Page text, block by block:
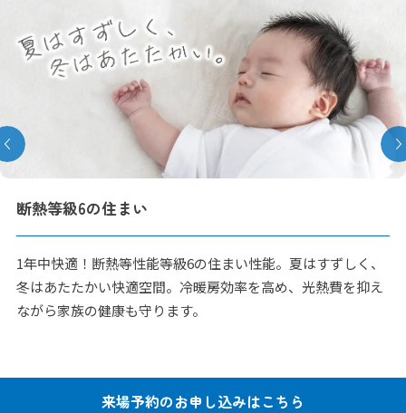
住まい
熱等性能等級6の住まい性能。夏はすずしく、
快適空間。冷暖房効率を高め、光熱費を抑え
康も守ります。
樹脂サ
影響を
来場予約のお申し込みはこちら